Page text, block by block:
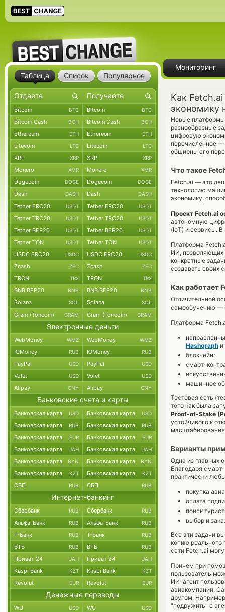
Мониторинг
Как
экономику
Новые
разнообразные
цифровую
перечисленное —
обширны его
Что такое
Fetch.ai — это
технологию
экономику,
Проект Fetch.ai
автономную
(IoT) и сервисы.
Платформа
ИИ, позволяющих
конкретные
создавать своих
Как работает
Отличительной
самообучению —
Платформа
Hashgraph и
блокчейн;
смарт-
машинное
Тестовая сеть
того как была
Proof-of-Stake
устойчивого к
Варианты
Одна из главных
Благодаря
практически
покупка
оплата
поиск
выбор и
Все эти задачи
копию реального
сети Fetch.ai
Причем при
пользователь
ИИ-агент
авиакомпании.
другом.
"подружить" с
Таблица Список Популярное
Bitcoin BTC Bitcoin BTC
Bitcoin Cash BCH Bitcoin Cash BCH
Ethereum ETH Ethereum ETH
Litecoin LTC Litecoin LTC
XRP XRP XRP XRP
Monero XMR Monero XMR
Dogecoin DOGE Dogecoin DOGE
Dash DASH Dash DASH
Tether ERC20 USDT Tether ERC20 USDT
Tether TRC20 USDT Tether TRC20 USDT
Tether BEP20 USDT Tether BEP20 USDT
Tether TON USDT Tether TON USDT
USDC ERC20 USDC USDC ERC20 USDC
Zcash ZEC Zcash ZEC
TRON TRX TRON TRX
BNB BEP20 BNB BNB BEP20 BNB
Solana SOL Solana SOL
Gram (Toncoin) GRAM Gram (Toncoin) GRAM
Электронные деньги
WebMoney WMZ WebMoney WMZ
ЮMoney RUB ЮMoney RUB
PayPal USD PayPal USD
Volet USD Volet USD
Alipay CNY Alipay CNY
Банковские счета и карты
Банковская карта USD Банковская карта USD
Банковская карта RUB Банковская карта RUB
Банковская карта EUR Банковская карта EUR
Банковская карта UAH Банковская карта UAH
Банковская карта BYN Банковская карта BYN
Банковская карта KZT Банковская карта KZT
СБП RUB СБП RUB
Интернет-банкинг
Сбербанк RUB Сбербанк RUB
Альфа-Банк RUB Альфа-Банк RUB
Т-Банк RUB Т-Банк RUB
ВТБ RUB ВТБ RUB
Приват 24 UAH Приват 24 UAH
Kaspi Bank KZT Kaspi Bank KZT
Revolut EUR Revolut EUR
Денежные переводы
WU USD WU USD